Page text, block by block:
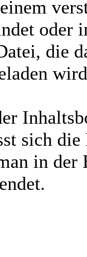
oder
die
sich
in der